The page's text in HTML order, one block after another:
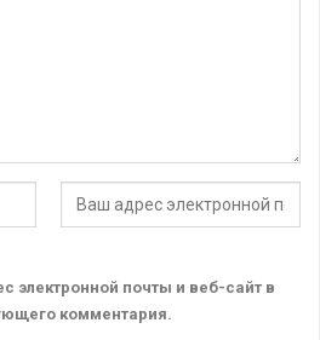
электронной почты и веб-сайт в
комментария.